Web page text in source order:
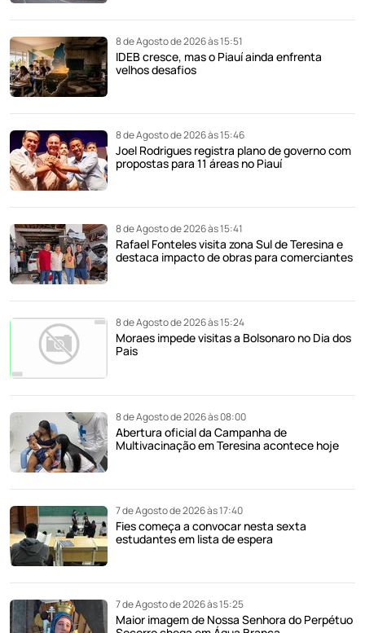
8 de Agosto de 2026 às 15:51
IDEB cresce, mas o Piauí ainda enfrenta
velhos desafios
8 de Agosto de 2026 às 15:46
Joel Rodrigues registra plano de governo com
propostas para 11 áreas no Piauí
8 de Agosto de 2026 às 15:41
Rafael Fonteles visita zona Sul de Teresina e
destaca impacto de obras para comerciantes
8 de Agosto de 2026 às 15:24
Moraes impede visitas a Bolsonaro no Dia dos
Pais
8 de Agosto de 2026 às 08:00
Abertura oficial da Campanha de
Multivacinação em Teresina acontece hoje
7 de Agosto de 2026 às 17:40
Fies começa a convocar nesta sexta
estudantes em lista de espera
7 de Agosto de 2026 às 15:25
Maior imagem de Nossa Senhora do Perpétuo